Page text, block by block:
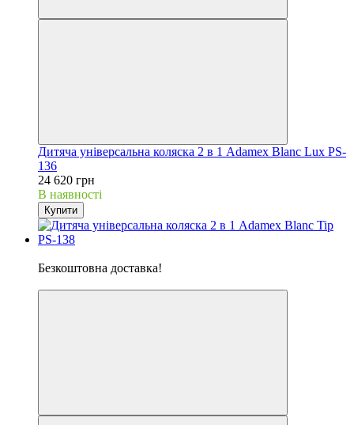
Дитяча універсальна коляска 2 в 1 Adamex Blanc Lux PS-
136
24 620 грн
В наявності
Купити
Безкоштовна доставка!